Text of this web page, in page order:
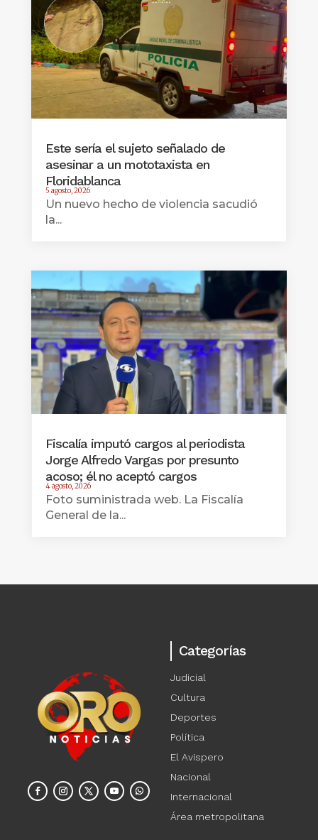
Este sería el sujeto señalado de
asesinar a un mototaxista en
Floridablanca
5 agosto, 2026
Un nuevo hecho de violencia sacudió
la...
Fiscalía imputó cargos al periodista
Jorge Alfredo Vargas por presunto
acoso; él no aceptó cargos
4 agosto, 2026
Foto suministrada web. La Fiscalía
General de la...
Categorías
Judicial
Cultura
Deportes
Política
El Avispero
Nacional
Internacional
Área metropolitana